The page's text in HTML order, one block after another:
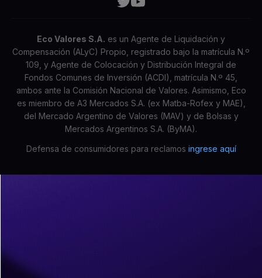
Eco Valores S.A. es un Agente de Liquidación y
Compensación (ALyC) Propio, registrado bajo la matrícula N.º
109, y Agente de Colocación y Distribución Integral de
Fondos Comunes de Inversión (ACDI), matrícula N.º 45,
ambos ante la Comisión Nacional de Valores. Asimismo, Eco
es miembro de A3 Mercados S.A. (ex Matba-Rofex y MAE),
del Mercado Argentino de Valores (MAV) y de Bolsas y
Mercados Argentinos S.A. (ByMA).
Defensa de consumidores para reclamos ingrese aquí